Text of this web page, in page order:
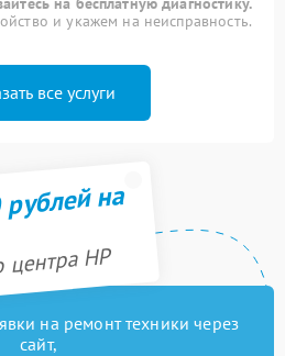
и укажем на неисправность.
все услуги
на
HP
на ремонт техники через
сайт,